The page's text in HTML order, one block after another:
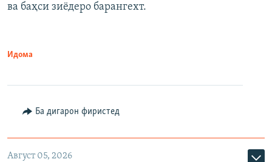
ва баҳси зиёдеро барангехт.
Идома
Ба дигарон фиристед
Август 05, 2026